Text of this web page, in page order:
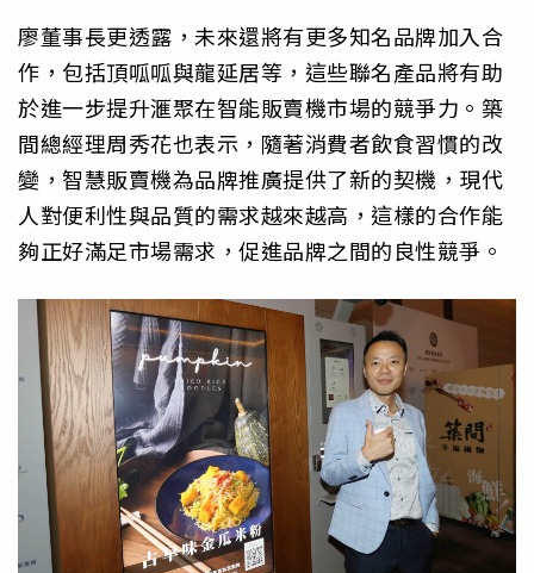
廖董事長更透露，未來還將有更多知名品牌加入合
作，包括頂呱呱與龍延居等，這些聯名產品將有助
於進一步提升滙聚在智能販賣機市場的競爭力。築
間總經理周秀花也表示，隨著消費者飲食習慣的改
變，智慧販賣機為品牌推廣提供了新的契機，現代
人對便利性與品質的需求越來越高，這樣的合作能
夠正好滿足市場需求，促進品牌之間的良性競爭。